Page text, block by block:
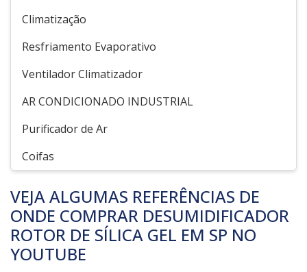
Climatização
Resfriamento Evaporativo
Ventilador Climatizador
AR CONDICIONADO INDUSTRIAL
Purificador de Ar
Coifas
VEJA ALGUMAS REFERÊNCIAS DE
ONDE COMPRAR DESUMIDIFICADOR
ROTOR DE SÍLICA GEL EM SP NO
YOUTUBE